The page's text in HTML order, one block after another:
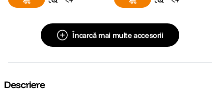
Încarcă mai multe accesorii
Descriere